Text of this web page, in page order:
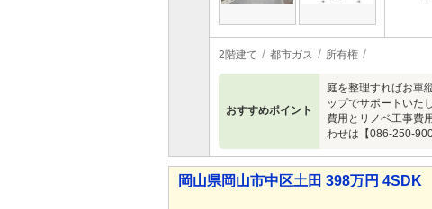
2階建て 都市ガス 所有権
おすすめポイント
庭を整理すればお
ップでサポートいた
費用とリノベ工事費
わせは【
岡山県岡山市中区土田 398万円 4SDK